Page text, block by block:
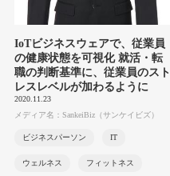
IoTビジネスウェアで、従業員
の健康状態を可視化 就活・転
職の判断基準に、従業員のスト
レスレベルが加わるように
2020.11.23
メディア名：SankeiBiz（サンケイビズ）
ビジネスパーソン IT
ウェルネス フィットネス